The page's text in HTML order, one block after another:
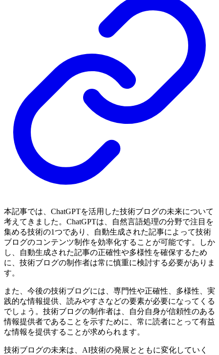
本記事では、ChatGPTを活用した技術ブログの未来について
考えてきました。ChatGPTは、自然言語処理の分野で注目を
集める技術の1つであり、自動生成された記事によって技術
ブログのコンテンツ制作を効率化することが可能です。しか
し、自動生成された記事の正確性や多様性を確保するため
に、技術ブログの制作者は常に慎重に検討する必要がありま
す。
また、今後の技術ブログには、専門性や正確性、多様性、実
践的な情報提供、読みやすさなどの要素が必要になってくる
でしょう。技術ブログの制作者は、自分自身が信頼性のある
情報提供者であることを示すために、常に読者にとって有益
な情報を提供することが求められます。
技術ブログの未来は、AI技術の発展とともに変化していく